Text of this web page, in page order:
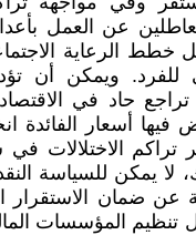
عن العمل
خطط الرعاية
للفرد. ويمكن أن
تراجع حاد في
فيها أسعار الفائدة
الاختلالات في
لا يمكن للسياسة
عن ضمان الاستقرار
المؤسسات